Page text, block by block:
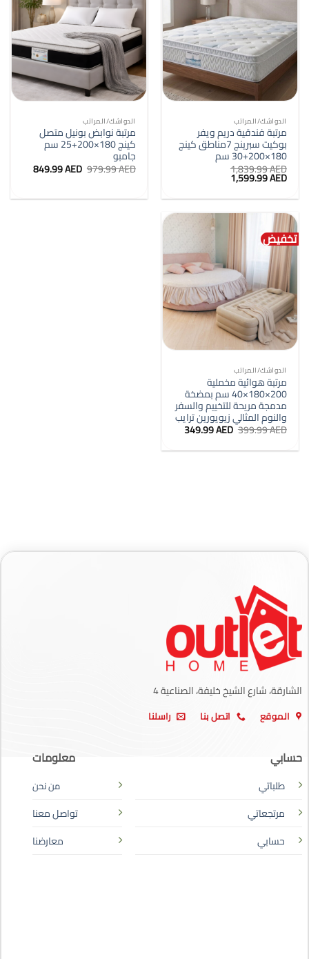
الدواشك/المراتب
مرتبة فندقية دريم ويفر
بوكيت سبرينج 7مناطق كينج
180×200+30 سم
1,839.99AED
السعر
الأصلي
هو:
1,839.99 AED.
1,599.99AED
هو:
1,599.99 AED.
الدواشك/المراتب
مرتبة نوابض بونيل متصل
كينج 180×200+25 سم
جامبو
979.99AED السعر
الأصلي
979.99 AED.
849.99AED السعر
الحالي
849.99 AED.
تخفيض
الدواشك/المراتب
مرتبة هوائية مخملية
200×180×40 سم بمضخة
مدمجة مريحة للتخييم والسفر
والنوم المثالي زيويورين ترايب
399.99AED السعر
الأصلي
هو:
399.99 AED.
349.99AED السعر
هو:
349.99 AED.
الشارقة، شارع الشيخ خليفة، الصناعية 4
الموقع اتصل بنا راسلنا
حسابي
طلباتي
مرتجعاتي
حسابي
معلومات
من نحن
تواصل معنا
معارضنا